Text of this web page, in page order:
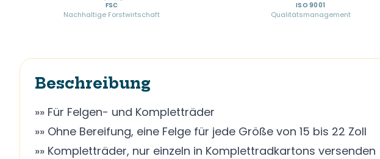
FSC
Nachhaltige Forstwirtschaft
ISO 9001
Qualitätsmanagement
Beschreibung
»» Für Felgen- und Kompletträder
»» Ohne Bereifung, eine Felge für jede Größe von 15 bis 22 Zoll
»» Kompletträder, nur einzeln in Komplettradkartons versenden